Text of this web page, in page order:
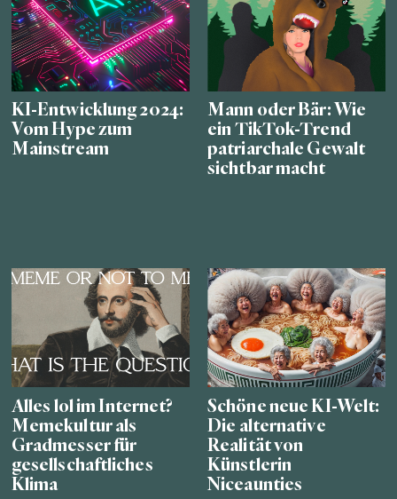
KI-Entwicklung 2024:
Vom Hype zum
Mainstream
Mann oder Bär: Wie
ein TikTok-Trend
patriarchale Gewalt
sichtbar macht
Alles lol im Internet?
Memekultur als
Gradmesser für
gesellschaftliches
Klima
Schöne neue KI-Welt:
Die alternative
Realität von
Künstlerin
Niceaunties